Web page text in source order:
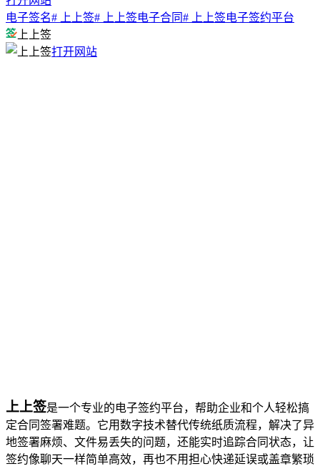
电子签名# 上上签# 上上签电子合同# 上上签电子签约平台
上上签
打开网站
上上签是一个专业的电子签约平台，帮助企业和个人轻松搞
定合同签署难题。它用数字技术替代传统纸质流程，解决了异
地签署麻烦、文件易丢失的问题，还能实时追踪合同状态，让
签约像聊天一样简单高效，再也不用担心快递延误或盖章繁琐